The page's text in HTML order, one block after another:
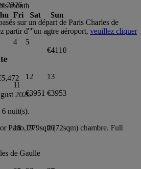
2026
Fri Sat Sun
4 5
6
€4110
11
12
€3951
13
€3953
18 19 20
month
sur un départ de Paris Charles de
partir d''''un autre aéroport, veuillez cliquer
2026
6 nuit(s).
Patio, 779sqft (72sqm) chambre. Full
de Gaulle